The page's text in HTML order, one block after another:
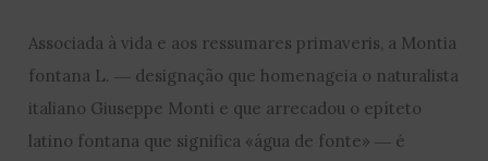
Associada à vida e aos ressumares primaveris, a Montia
fontana L. ― designação que homenageia o naturalista
italiano Giuseppe Monti e que arrecadou o epíteto
latino fontana que significa «água de fonte» ― é